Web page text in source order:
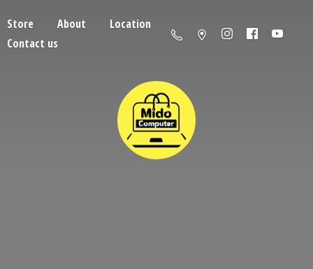
Store About
Location
Contact us